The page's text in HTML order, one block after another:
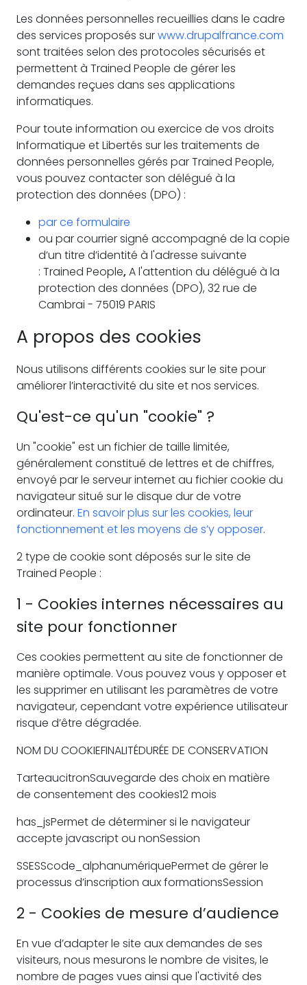
Les données personnelles recueillies dans le cadre
des services proposés surwww.drupalfrance.com
sont traitées selon des protocoles sécurisés et
permettent à Trained People de gérer les
demandes reçues dans ses applications
informatiques.
Pour toute information ou exercice de vos droits
Informatique et Libertés sur les traitements de
données personnelles gérés par Trained People,
vous pouvez contacter son délégué à la
protection des données (DPO) :
par ce formulaire
ou par courrier signé accompagné de la copie
d’un titre d’identité à l'adresse suivante
: Trained People,A l'attention du délégué à la
protection des données (DPO), 32 rue de
Cambrai - 75019 PARIS
A propos des cookies
Nous utilisons différents cookies sur le site pour
améliorer l’interactivité du site et nos services.
Qu'est-ce qu'un "cookie" ?
Un "cookie" est un fichier de taille limitée,
généralement constitué de lettres et de chiffres,
envoyé par le serveur internet au fichier cookie du
navigateur situé sur le disque dur de votre
ordinateur. En savoir plus sur les cookies, leur
fonctionnement et les moyens de s’y opposer.
2 type de cookie sont déposés sur le site de
Trained People :
1 - Cookies internes nécessaires au
site pour fonctionner
Ces cookies permettent au site de fonctionner de
manière optimale. Vous pouvez vous y opposer et
les supprimer en utilisant les paramètres de votre
navigateur, cependant votre expérience utilisateur
risque d’être dégradée.
NOM DU COOKIEFINALITÉDURÉE DE CONSERVATION
TarteaucitronSauvegarde des choix en matière
de consentement des cookies12 mois
has_jsPermet de déterminer si le navigateur
accepte javascript ou nonSession
SSESScode_alphanumériquePermet de gérer le
processus d’inscription aux formationsSession
2 - Cookies de mesure d’audience
En vue d’adapter le site aux demandes de ses
visiteurs, nous mesurons le nombre de visites, le
nombre de pages vues ainsi que l'activité des